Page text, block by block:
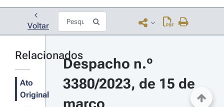
Voltar
Relacionados
Ato
Original
Despacho n.º
3380/2023, de 15 de